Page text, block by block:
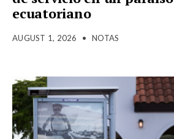
ecuatoriano
AUGUST 1, 2026 • NOTAS